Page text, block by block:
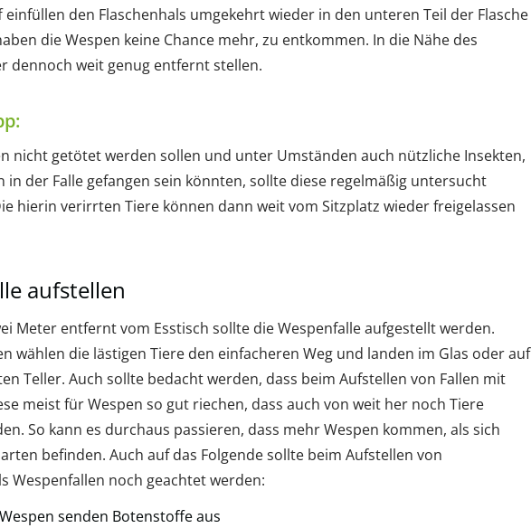
einfüllen den Flaschenhals umgekehrt wieder in den unteren Teil der Flasche
die Wespen keine Chance mehr, zu entkommen. In die Nähe des
dennoch weit genug entfernt stellen.
nicht getötet werden sollen und unter Umständen auch nützliche Insekten,
in der Falle gefangen sein könnten, sollte diese regelmäßig untersucht
hierin verirrten Tiere können dann weit vom Sitzplatz wieder freigelassen
aufstellen
Meter entfernt vom Esstisch sollte die Wespenfalle aufgestellt werden.
wählen die lästigen Tiere den einfacheren Weg und landen im Glas oder auf
Teller. Auch sollte bedacht werden, dass beim Aufstellen von Fallen mit
meist für Wespen so gut riechen, dass auch von weit her noch Tiere
So kann es durchaus passieren, dass mehr Wespen kommen, als sich
befinden. Auch auf das Folgende sollte beim Aufstellen von
Wespenfallen noch geachtet werden:
senden Botenstoffe aus